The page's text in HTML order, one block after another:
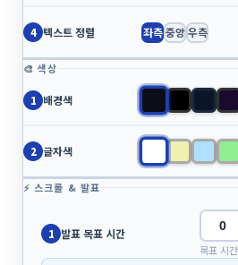
4 텍스트 정렬 좌측 중앙 우측
🎨 색상
1 배경색
2 글자색
⚡ 스크롤 & 발표
1 발표 목표 시간
목표 시
프롬포터_19
팝업타이머_22
전용계산기(2)
청창자금
스타트업
전용 출